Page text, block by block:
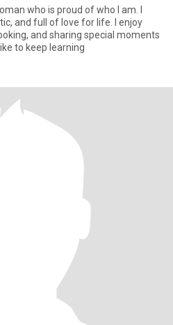
who is proud of who I am. I
and full of love for life. I enjoy
and sharing special moments
to keep learning